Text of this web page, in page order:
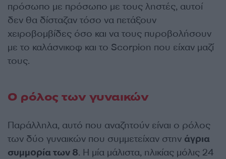
πρόσωπο με πρόσωπο με τους ληστές, αυτοί
δεν θα δίσταζαν τόσο να πετάξουν
χειροβομβίδες όσο και να τους πυροβολήσουν
με το καλάσνικοφ και το Scorpion που είχαν μαζί
τους.
Ο ρόλος των γυναικών
Παράλληλα, αυτό που αναζητούν είναι ο ρόλος
των δύο γυναικών που συμμετείχαν στην άγρια
συμμορία των 8. Η μία μάλιστα, ηλικίας μόλις 24